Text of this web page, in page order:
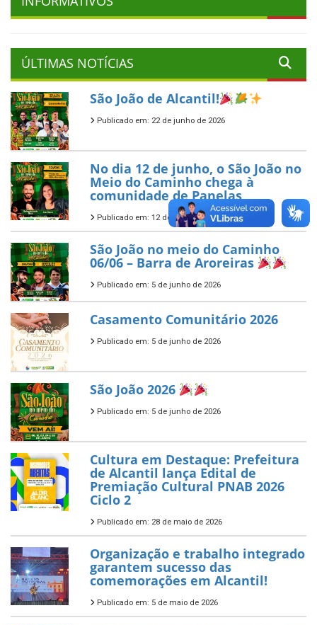
ÚLTIMAS NOTÍCIAS
São João de Alcantil!
Publicado em: 22 de junho de 2026
No dia 12 de junho, o São João no
Meio do Caminho chega à
comunidade de Panelas
Publicado em: 12 de junho de 2026
São João no meio do Caminho
06/06 – Barra de Aroreiras
Publicado em: 5 de junho de 2026
Casamento Comunitário 2026
Publicado em: 5 de junho de 2026
São João 2026
Publicado em: 5 de junho de 2026
Cultura em Destaque: Prefeitura
de Alcantil lança Edital de
Premiação Cultural PNAB 2026
Ciclo 2
Publicado em: 28 de maio de 2026
Organização e trabalho integrado
garantem sucesso das
comemorações em Alcantil!
Publicado em: 5 de maio de 2026